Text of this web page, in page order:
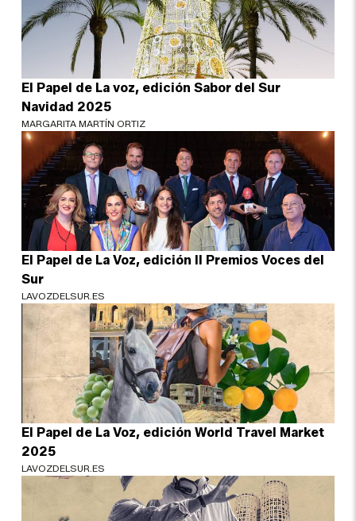
El Papel de La voz, edición Sabor del Sur
Navidad 2025
MARGARITA MARTÍN ORTIZ
El Papel de La Voz, edición II Premios Voces del
Sur
LAVOZDELSUR.ES
El Papel de La Voz, edición World Travel Market
2025
LAVOZDELSUR.ES